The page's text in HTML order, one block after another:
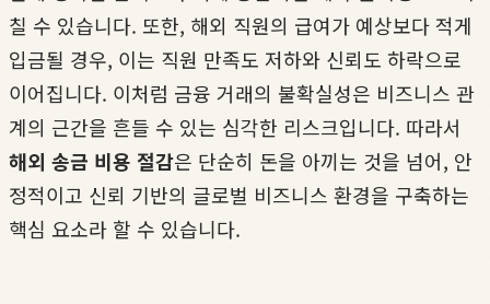
칠 수 있습니다. 또한, 해외 직원의 급여가 예상보다 적게
입금될 경우, 이는 직원 만족도 저하와 신뢰도 하락으로
이어집니다. 이처럼 금융 거래의 불확실성은 비즈니스 관
계의 근간을 흔들 수 있는 심각한 리스크입니다. 따라서
해외 송금 비용 절감은 단순히 돈을 아끼는 것을 넘어, 안
정적이고 신뢰 기반의 글로벌 비즈니스 환경을 구축하는
핵심 요소라 할 수 있습니다.